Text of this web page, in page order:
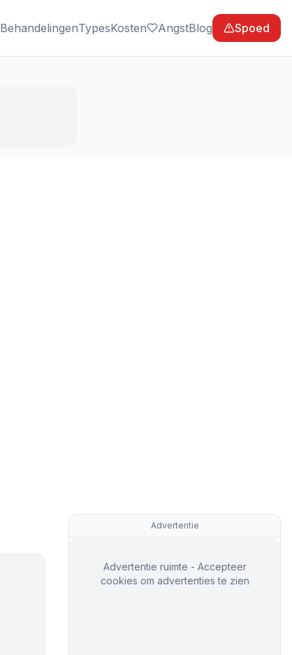
BehandelingenTypesKosten AngstBlog Spoed
Advertentie
Advertentie ruimte - Accepteer
cookies om advertenties te zien